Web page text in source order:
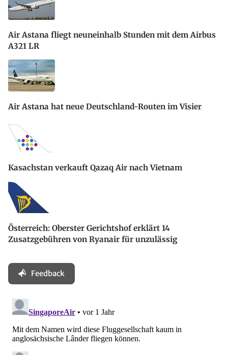
Air Astana fliegt neuneinhalb Stunden mit dem Airbus
A321 LR
Air Astana hat neue Deutschland-Routen im Visier
Kasachstan verkauft Qazaq Air nach Vietnam
Österreich: Oberster Gerichtshof erklärt 14
Zusatzgebühren von Ryanair für unzulässig
Feedback